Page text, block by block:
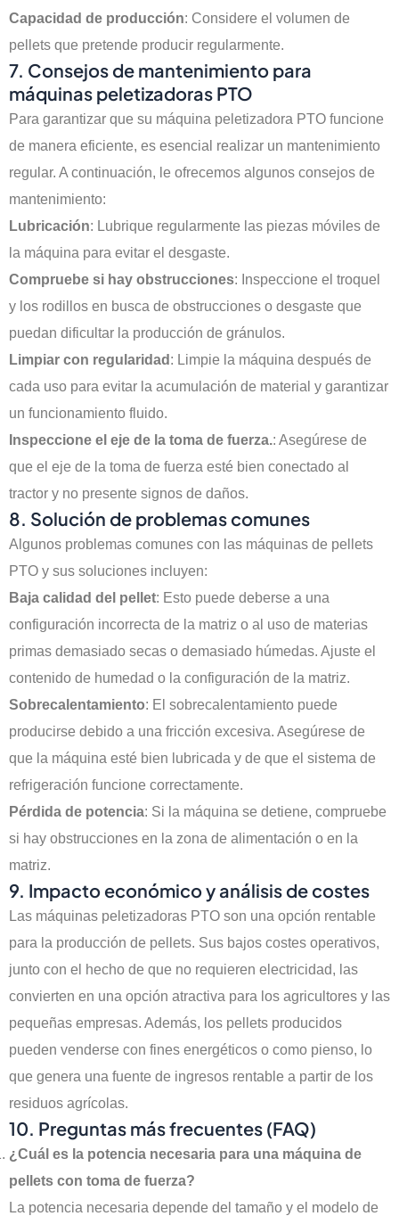
Capacidad de producción: Considere el volumen de
pellets que pretende producir regularmente.
7. Consejos de mantenimiento para
máquinas peletizadoras PTO
Para garantizar que su máquina peletizadora PTO funcione
de manera eficiente, es esencial realizar un mantenimiento
regular. A continuación, le ofrecemos algunos consejos de
mantenimiento:
Lubricación: Lubrique regularmente las piezas móviles de
la máquina para evitar el desgaste.
Compruebe si hay obstrucciones: Inspeccione el troquel
y los rodillos en busca de obstrucciones o desgaste que
puedan dificultar la producción de gránulos.
Limpiar con regularidad: Limpie la máquina después de
cada uso para evitar la acumulación de material y garantizar
un funcionamiento fluido.
Inspeccione el eje de la toma de fuerza.: Asegúrese de
que el eje de la toma de fuerza esté bien conectado al
tractor y no presente signos de daños.
8. Solución de problemas comunes
Algunos problemas comunes con las máquinas de pellets
PTO y sus soluciones incluyen:
Baja calidad del pellet: Esto puede deberse a una
configuración incorrecta de la matriz o al uso de materias
primas demasiado secas o demasiado húmedas. Ajuste el
contenido de humedad o la configuración de la matriz.
Sobrecalentamiento: El sobrecalentamiento puede
producirse debido a una fricción excesiva. Asegúrese de
que la máquina esté bien lubricada y de que el sistema de
refrigeración funcione correctamente.
Pérdida de potencia: Si la máquina se detiene, compruebe
si hay obstrucciones en la zona de alimentación o en la
matriz.
9. Impacto económico y análisis de costes
Las máquinas peletizadoras PTO son una opción rentable
para la producción de pellets. Sus bajos costes operativos,
junto con el hecho de que no requieren electricidad, las
convierten en una opción atractiva para los agricultores y las
pequeñas empresas. Además, los pellets producidos
pueden venderse con fines energéticos o como pienso, lo
que genera una fuente de ingresos rentable a partir de los
residuos agrícolas.
10. Preguntas más frecuentes (FAQ)
¿Cuál es la potencia necesaria para una máquina de
pellets con toma de fuerza?
La potencia necesaria depende del tamaño y el modelo de